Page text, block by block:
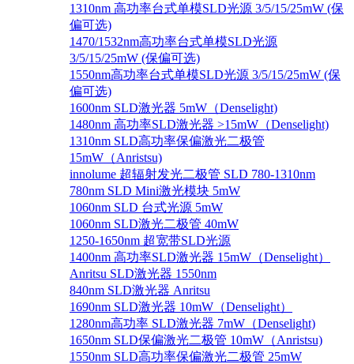
1310nm 高功率台式单模SLD光源 3/5/15/25mW (保
偏可选)
1470/1532nm高功率台式单模SLD光源
3/5/15/25mW (保偏可选)
1550nm高功率台式单模SLD光源 3/5/15/25mW (保
偏可选)
1600nm SLD激光器 5mW（Denselight)
1480nm 高功率SLD激光器 >15mW（Denselight)
1310nm SLD高功率保偏激光二极管
15mW（Anristsu)
innolume 超辐射发光二极管 SLD 780-1310nm
780nm SLD Mini激光模块 5mW
1060nm SLD 台式光源 5mW
1060nm SLD激光二极管 40mW
1250-1650nm 超宽带SLD光源
1400nm 高功率SLD激光器 15mW（Denselight）
Anritsu SLD激光器 1550nm
840nm SLD激光器 Anritsu
1690nm SLD激光器 10mW（Denselight）
1280nm高功率 SLD激光器 7mW（Denselight)
1650nm SLD保偏激光二极管 10mW（Anristsu)
1550nm SLD高功率保偏激光二极管 25mW